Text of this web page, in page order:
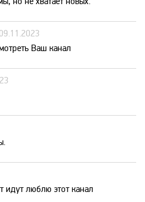
Ваш канал
идут люблю этот канал